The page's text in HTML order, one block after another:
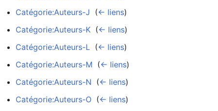
Catégorie:Auteurs-J (← liens)
Catégorie:Auteurs-K (← liens)
Catégorie:Auteurs-L (← liens)
Catégorie:Auteurs-M (← liens)
Catégorie:Auteurs-N (← liens)
Catégorie:Auteurs-O (← liens)